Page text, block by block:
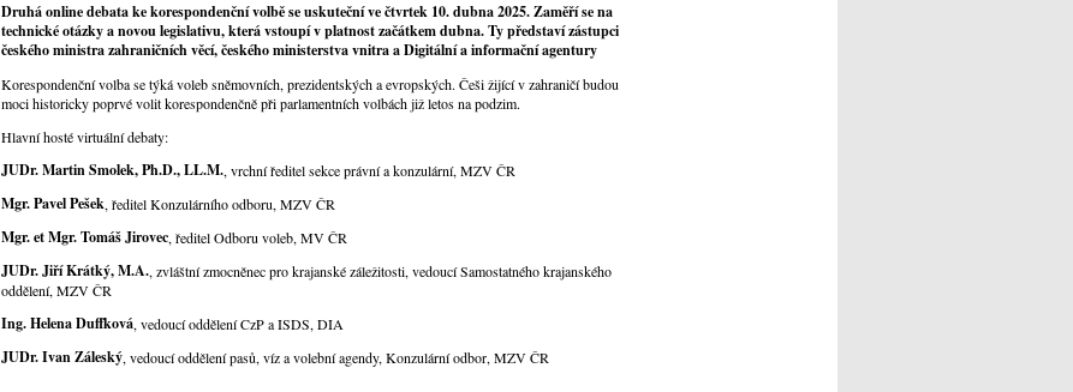
Druhá online debata ke korespondenční volbě se uskuteční ve čtvrtek 10. dubna 2025. Zaměří se na
technické otázky a novou legislativu, která vstoupí v platnost začátkem dubna. Ty představí zástupci
českého ministra zahraničních věcí, českého ministerstva vnitra a Digitální a informační agentury
Korespondenční volba se týká voleb sněmovních, prezidentských a evropských. Češi žijící v zahraničí budou
moci historicky poprvé volit korespondenčně při parlamentních volbách již letos na podzim.
Hlavní hosté virtuální debaty:
JUDr. Martin Smolek, Ph.D., LL.M., vrchní ředitel sekce právní a konzulární, MZV ČR
Mgr. Pavel Pešek, ředitel Konzulárního odboru, MZV ČR
Mgr. et Mgr. Tomáš Jirovec, ředitel Odboru voleb, MV ČR
JUDr. Jiří Krátký, M.A., zvláštní zmocněnec pro krajanské záležitosti, vedoucí Samostatného krajanského
oddělení, MZV ČR
Ing. Helena Duffková, vedoucí oddělení CzP a ISDS, DIA
JUDr. Ivan Záleský, vedoucí oddělení pasů, víz a volební agendy, Konzulární odbor, MZV ČR